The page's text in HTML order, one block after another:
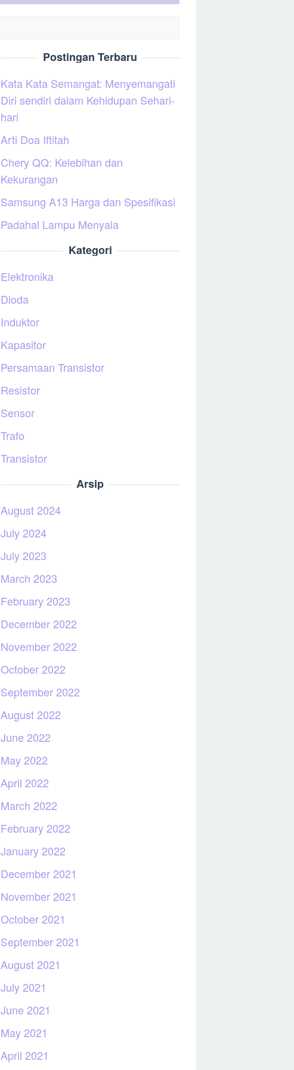
Postingan Terbaru
Kata Kata Semangat: Menyemangati
Diri sendiri dalam Kehidupan Sehari-
hari
Arti Doa Iftitah
Chery QQ: Kelebihan dan
Kekurangan
Samsung A13 Harga dan Spesifikasi
Padahal Lampu Menyala
Kategori
Elektronika
Dioda
Induktor
Kapasitor
Persamaan Transistor
Resistor
Sensor
Trafo
Transistor
Arsip
August 2024
July 2024
July 2023
March 2023
February 2023
December 2022
November 2022
October 2022
September 2022
August 2022
June 2022
May 2022
April 2022
March 2022
February 2022
January 2022
December 2021
November 2021
October 2021
September 2021
August 2021
July 2021
June 2021
May 2021
April 2021